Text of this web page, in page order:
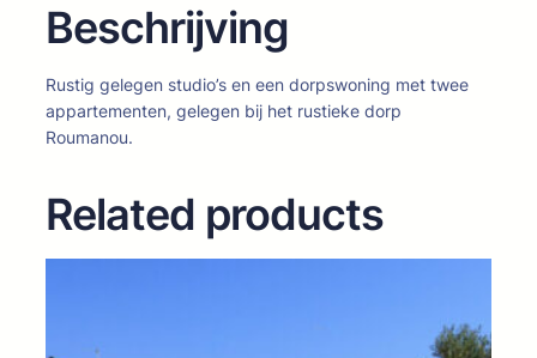
Beschrijving
Rustig gelegen studio’s en een dorpswoning met twee
appartementen, gelegen bij het rustieke dorp
Roumanou.
Related products